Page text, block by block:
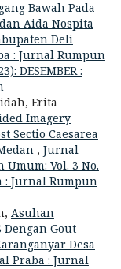
Bawah Pada
Aida Nospita
Deli
: Jurnal Rumpun
DESEMBER :
Erita
Imagery
Sectio Caesarea
, Jurnal
Vol. 3 No.
: Jurnal Rumpun
Asuhan
Dengan Gout
Desa
Praba : Jurnal